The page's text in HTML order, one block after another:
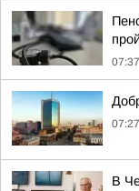
07:37
07:27
В